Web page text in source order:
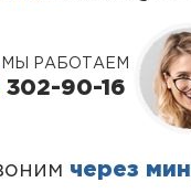
МЫ РАБОТАЕМ
302-90-16
через